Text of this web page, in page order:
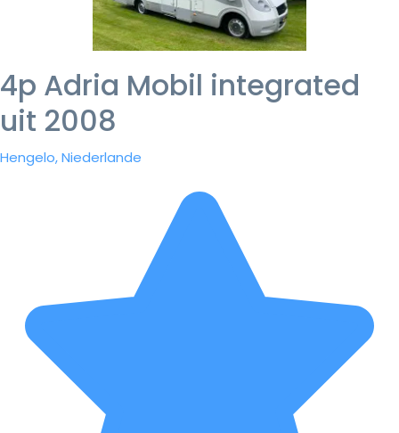
4p Adria Mobil integrated
uit 2008
Hengelo, Niederlande